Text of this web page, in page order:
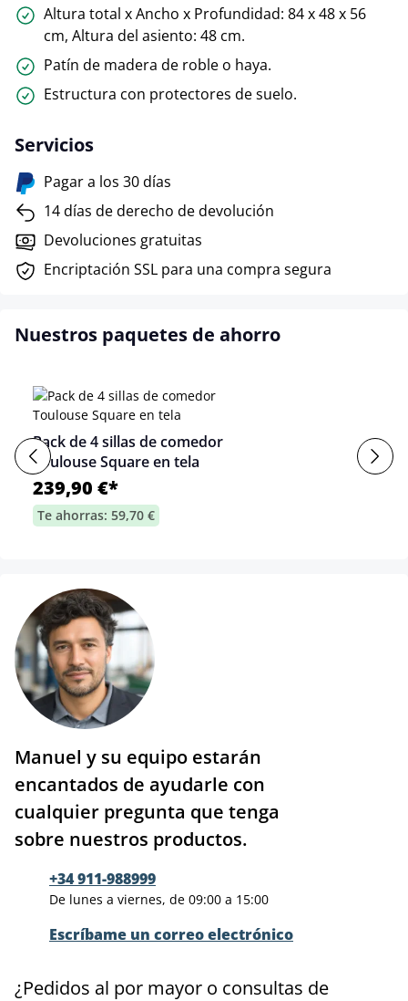
Altura total x Ancho x Profundidad: 84 x 48 x 56
cm, Altura del asiento: 48 cm.
Patín de madera de roble o haya.
Estructura con protectores de suelo.
Servicios
Pagar a los 30 días
14 días de derecho de devolución
Devoluciones gratuitas
Encriptación SSL para una compra segura
Nuestros paquetes de ahorro
Pack de 4 sillas de comedor
Toulouse Square en tela
239,90 €*
Te ahorras: 59,70 €
Manuel y su equipo estarán
encantados de ayudarle con
cualquier pregunta que tenga
sobre nuestros productos.
+34 911-988999
De lunes a viernes, de 09:00 a 15:00
Escríbame un correo electrónico
¿Pedidos al por mayor o consultas de